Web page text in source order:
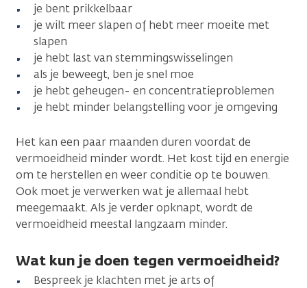
je bent prikkelbaar
je wilt meer slapen of hebt meer moeite met
slapen
je hebt last van stemmingswisselingen
als je beweegt, ben je snel moe
je hebt geheugen- en concentratieproblemen
je hebt minder belangstelling voor je omgeving
Het kan een paar maanden duren voordat de
vermoeidheid minder wordt. Het kost tijd en energie
om te herstellen en weer conditie op te bouwen.
Ook moet je verwerken wat je allemaal hebt
meegemaakt. Als je verder opknapt, wordt de
vermoeidheid meestal langzaam minder.
Wat kun je doen tegen vermoeidheid?
Bespreek je klachten met je arts of